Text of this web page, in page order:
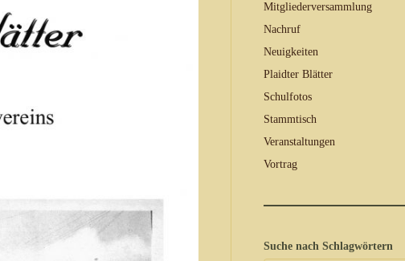
Mitgliederversammlung
Nachruf
Neuigkeiten
Plaidter Blätter
Schulfotos
Stammtisch
Veranstaltungen
Vortrag
Suche nach Schlagwörtern